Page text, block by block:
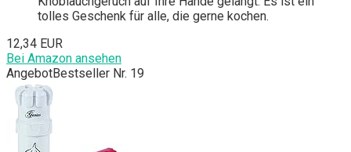
tolles Geschenk für alle, die gerne kochen.
12,34 EUR
Bei Amazon ansehen
AngebotBestseller Nr. 19